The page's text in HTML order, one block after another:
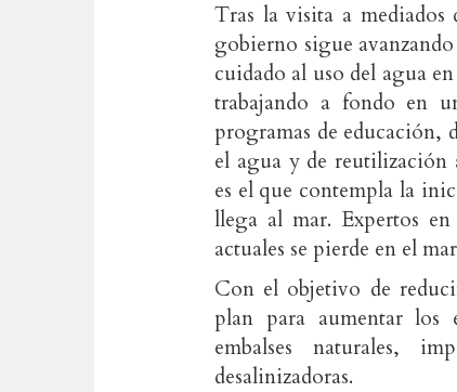
Tras la visita a mediados
gobierno sigue
cuidado al uso del agua
trabajando a fondo en
programas de educación,
el agua y de
es el que contempla la
llega al mar. Expertos
actuales se pierde en el
Con el objetivo de
plan para aumentar los
embalses naturales,
desalinizadoras.